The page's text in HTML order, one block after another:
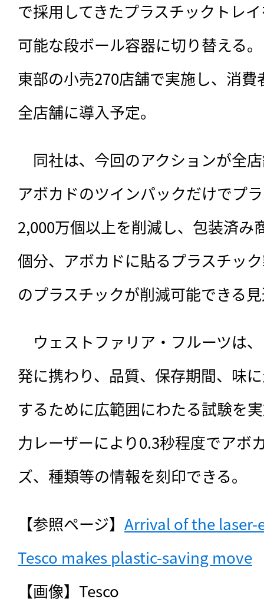
で採用してきたプラスチックトレ
可能な段ボール容器に切り替える
東部の小売270店舗で実施し、消
全店舗に導入予定。
同社は、今回のアクションが全
アボカドのツインパックだけでプ
2,000万個以上を削減し、包装済み
個分、アボカドに貼るプラスチッ
のプラスチックが削減可能できる
ウェストファリア・フルーツは
発に携わり、品質、保存期間、味
するために広範囲にわたる試験を
力レーザーにより0.3秒程度でアボ
ズ、種類等の情報を刻印できる。
【参照ページ】 Arrival of the
Tesco makes plastic-saving move
【画像】Tesco